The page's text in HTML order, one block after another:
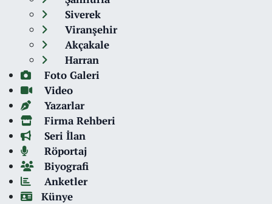
Siverek
Viranşehir
Akçakale
Harran
Foto Galeri
Video
Yazarlar
Firma Rehberi
Seri İlan
Röportaj
Biyografi
Anketler
Künye